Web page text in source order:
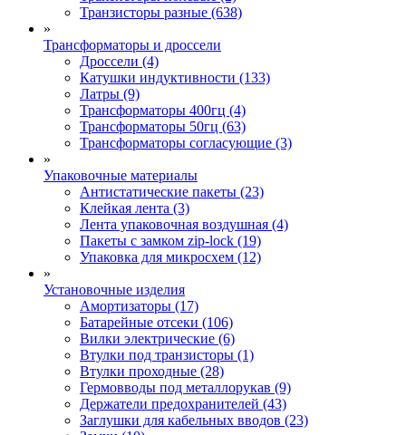
Транзисторы разные (638)
»
Трансформаторы и дроссели
Дроссели (4)
Катушки индуктивности (133)
Латры (9)
Трансформаторы 400гц (4)
Трансформаторы 50гц (63)
Трансформаторы согласующие (3)
»
Упаковочные материалы
Антистатические пакеты (23)
Клейкая лента (3)
Лента упаковочная воздушная (4)
Пакеты с замком zip-lock (19)
Упаковка для микросхем (12)
»
Установочные изделия
Амортизаторы (17)
Батарейные отсеки (106)
Вилки электрические (6)
Втулки под транзисторы (1)
Втулки проходные (28)
Гермовводы под металлорукав (9)
Держатели предохранителей (43)
Заглушки для кабельных вводов (23)